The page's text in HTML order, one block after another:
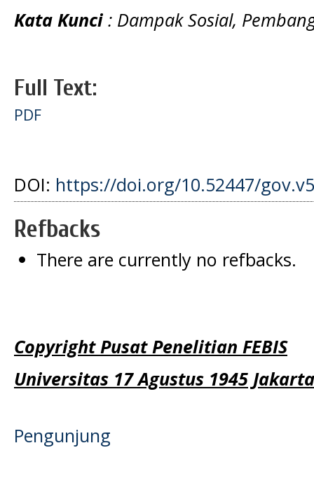
Kata Kunci : Dampak Sosial,
Full Text:
PDF
DOI: https://doi.org/10.52447/
Refbacks
There are currently no refbacks.
Copyright Pusat Penelitian FEBIS
Universitas 17 Agustus 1945 Jakarta
Pengunjung